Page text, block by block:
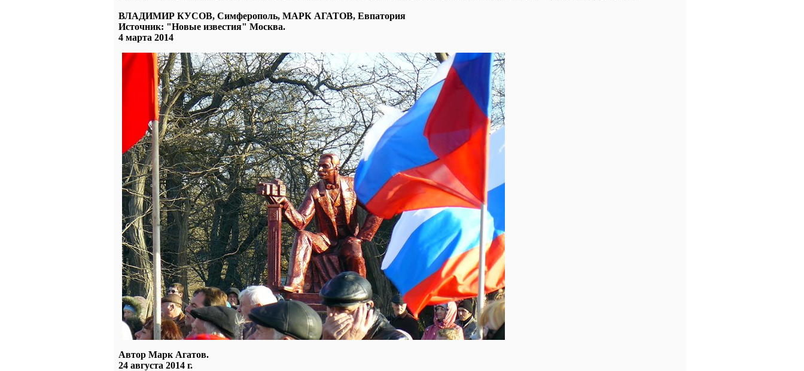
ВЛАДИМИР КУСОВ, Симферополь, МАРК АГАТОВ, Евпатория
Источник: "Новые известия" Москва.
4 марта 2014
Автор Марк Агатов.
24 августа 2014 г.